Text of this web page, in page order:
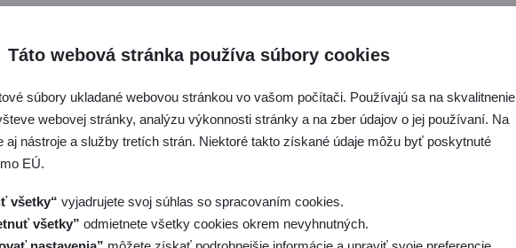
/ zatvoriť menu - Akreditácia
/ zatvoriť menu - SLP
/ zatvoriť menu - Medzinárodná spolupráca
Medzinárodná spolupráca
SNAS JE RIADNYM ČLENOM FALB
Táto webová stránka používa súbory cookies
súbory ukladané webovou stránkou vo vašom počítači. Používajú sa na skvalitnenie
webovej stránky, analýzu výkonnosti stránky a na zber údajov o jej používaní. Na
aj nástroje a služby tretích strán. Niektoré takto získané údaje môžu byť poskytnuté
EÚ.
všetky“ vyjadrujete svoj súhlas so spracovaním cookies.
všetky” odmietnete všetky cookies okrem nevyhnutných.